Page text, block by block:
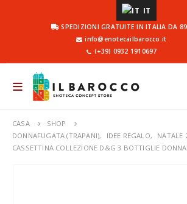
IT
SPEDIZIONI GRATUITE IN ITALIA DA
info@enotecailbarocco.it
(+39) 0932 1910697
CASA
SHOP
DONNAFUGATA (TRAPANI), IDEE REGALO,
NATALE
CASSETTINA COLLEZIONE D&G 3 BOTTIGLIE